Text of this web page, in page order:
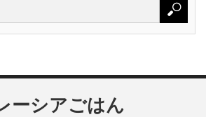
ーシアごはん